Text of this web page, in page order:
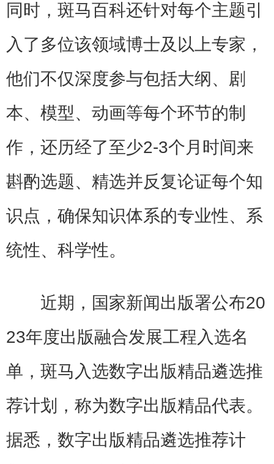
同时，斑马百科还针对每个主题引
入了多位该领域博士及以上专家，
他们不仅深度参与包括大纲、剧
本、模型、动画等每个环节的制
作，还历经了至少2-3个月时间来
斟酌选题、精选并反复论证每个知
识点，确保知识体系的专业性、系
统性、科学性。
近期，国家新闻出版署公布20
23年度出版融合发展工程入选名
单，斑马入选数字出版精品遴选推
荐计划，称为数字出版精品代表。
据悉，数字出版精品遴选推荐计